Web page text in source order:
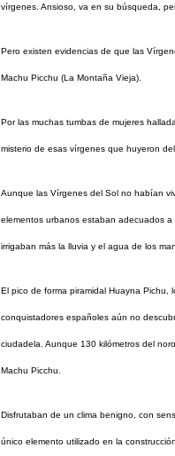
vírgenes. Ansioso, va en su búsqueda,
Pero existen evidencias de que las
Machu Picchu (La Montaña Vieja).
Por las muchas tumbas de mujeres
misterio de esas vírgenes que huyeron
Aunque las Vírgenes del Sol no habían
elementos urbanos estaban adecuados
irrigaban más la lluvia y el agua de los
El pico de forma piramidal Huayna
conquistadores españoles aún no
ciudadela. Aunque 130 kilómetros del
Machu Picchu.
Disfrutaban de un clima benigno, con
único elemento utilizado en la